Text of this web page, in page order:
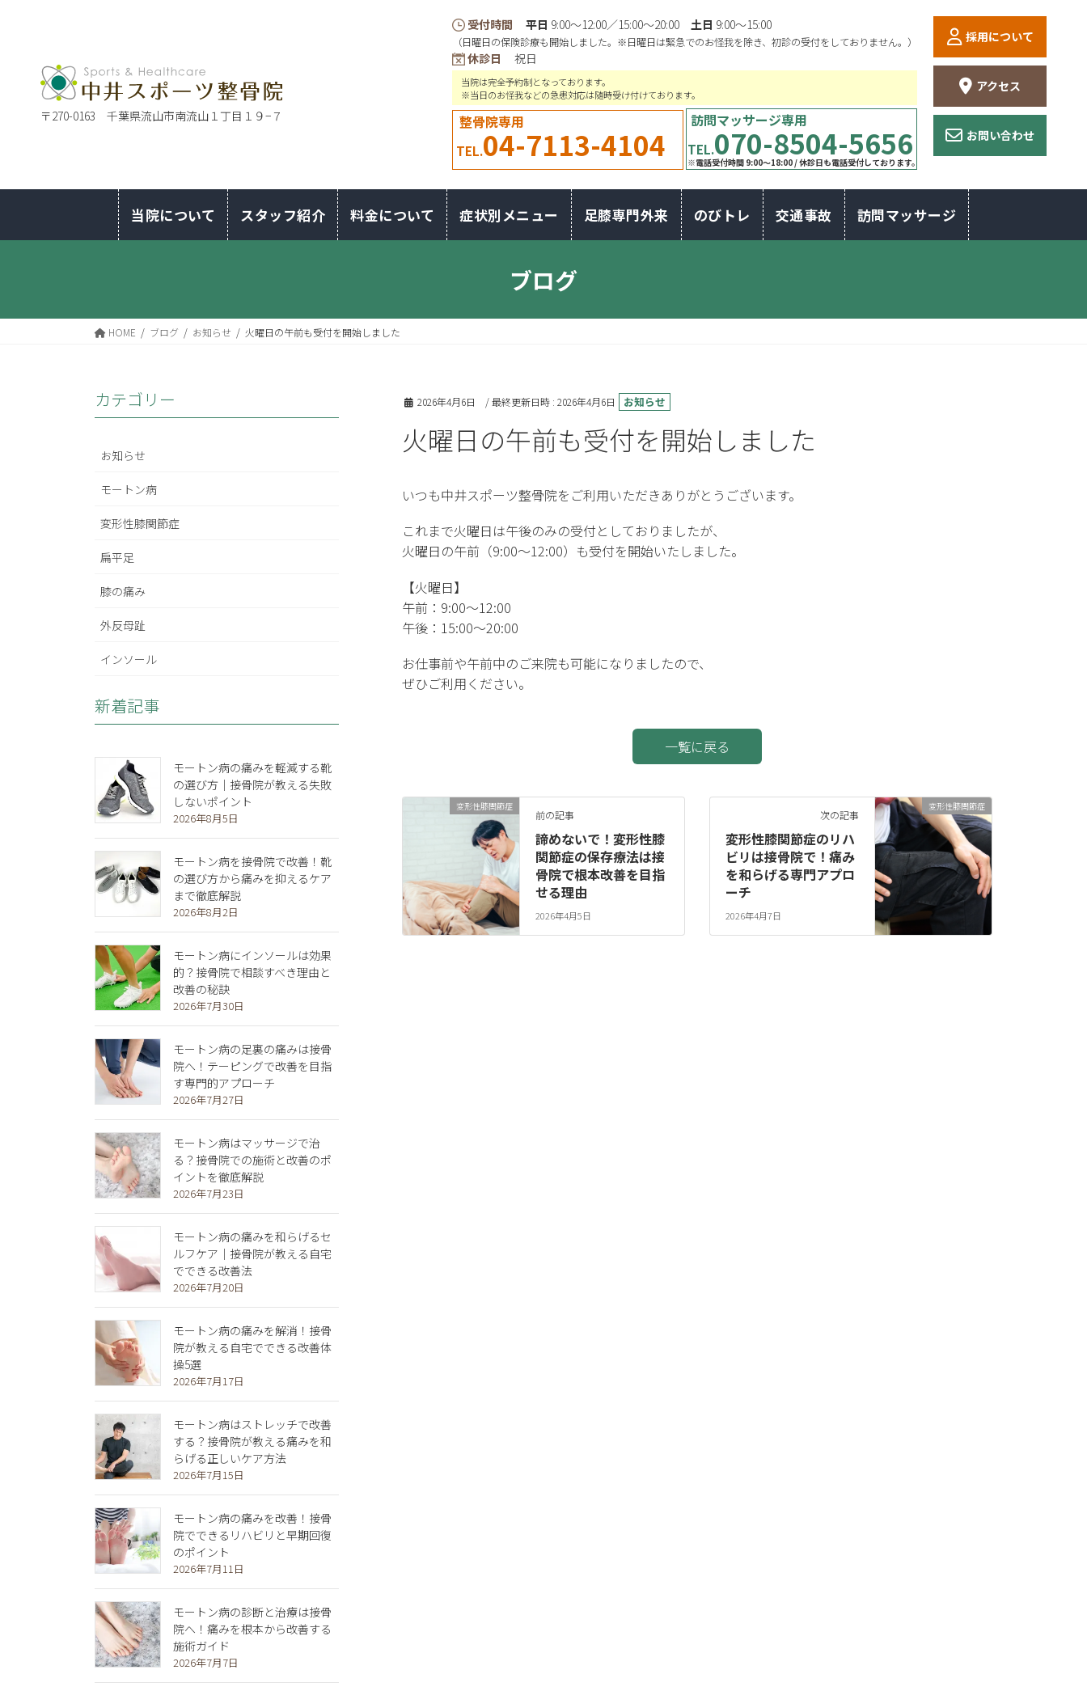
〒270-0163 千葉県流山市南流山１丁目１９−７
受付時間 平日 9:00〜12:00／15:00〜20:00 土日 9:00〜15:00
（日曜日の保険診療も開始しました。※日曜日は緊急でのお怪我を除き、初診の受付をしておりません。）
休診日 祝日
当院は完全予約制となっております。
※当日のお怪我などの急患対応は随時受け付けております。
整骨院専用
TEL.04-7113-4104
訪問マッサージ専用
TEL.070-8504-5656
※電話受付時間 9:00〜18:00 / 休診日も電話受付しております。
採用について
アクセス
お問い合わせ
当院について スタッフ紹介 料金について 症状別メニュー 足膝専門外来 のびトレ 交通事故 訪問マッサージ
ブログ
HOME ブログ お知らせ 火曜日の午前も受付を開始しました
2026年4月6日 / 最終更新日時 : 2026年4月6日 お知らせ
火曜日の午前も受付を開始しました
いつも中井スポーツ整骨院をご利用いただきありがとうございます。
これまで火曜日は午後のみの受付としておりましたが、
火曜日の午前（9:00〜12:00）も受付を開始いたしました。
【火曜日】
午前：9:00〜12:00
午後：15:00〜20:00
お仕事前や午前中のご来院も可能になりましたので、
ぜひご利用ください。
一覧に戻る
変形性膝関節症
前の記事
諦めないで！変形性膝
関節症の保存療法は接
骨院で根本改善を目指
せる理由
2026年4月5日
変形性膝関節症
次の記事
変形性膝関節症のリハ
ビリは接骨院で！痛み
を和らげる専門アプロ
ーチ
2026年4月7日
カテゴリー
お知らせ
モートン病
変形性膝関節症
扁平足
膝の痛み
外反母趾
インソール
新着記事
モートン病の痛みを軽減する靴
の選び方｜接骨院が教える失敗
しないポイント
2026年8月5日
モートン病を接骨院で改善！靴
の選び方から痛みを抑えるケア
まで徹底解説
2026年8月2日
モートン病にインソールは効果
的？接骨院で相談すべき理由と
改善の秘訣
2026年7月30日
モートン病の足裏の痛みは接骨
院へ！テーピングで改善を目指
す専門的アプローチ
2026年7月27日
モートン病はマッサージで治
る？接骨院での施術と改善のポ
イントを徹底解説
2026年7月23日
モートン病の痛みを和らげるセ
ルフケア｜接骨院が教える自宅
でできる改善法
2026年7月20日
モートン病の痛みを解消！接骨
院が教える自宅でできる改善体
操5選
2026年7月17日
モートン病はストレッチで改善
する？接骨院が教える痛みを和
らげる正しいケア方法
2026年7月15日
モートン病の痛みを改善！接骨
院でできるリハビリと早期回復
のポイント
2026年7月11日
モートン病の診断と治療は接骨
院へ！痛みを根本から改善する
施術ガイド
2026年7月7日